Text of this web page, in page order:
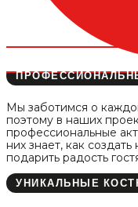
Мы заботимся о
поэтому в наших
профессиональные
них знает, как
подарить радость
УНИКАЛЬНЫЕ